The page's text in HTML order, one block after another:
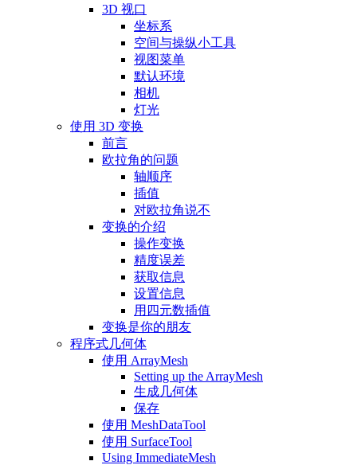
3D 视口
坐标系
空间与操纵小工具
视图菜单
默认环境
相机
灯光
使用 3D 变换
前言
欧拉角的问题
轴顺序
插值
对欧拉角说不
变换的介绍
操作变换
精度误差
获取信息
设置信息
用四元数插值
变换是你的朋友
程序式几何体
使用 ArrayMesh
Setting up the ArrayMesh
生成几何体
保存
使用 MeshDataTool
使用 SurfaceTool
Using ImmediateMesh